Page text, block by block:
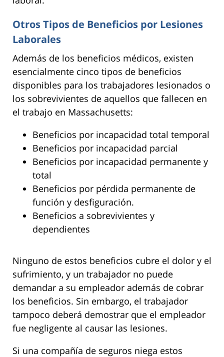
Otros Tipos de Beneficios por Lesiones
Laborales
Además de los beneficios médicos, existen
esencialmente cinco tipos de beneficios
disponibles para los trabajadores lesionados o
los sobrevivientes de aquellos que fallecen en
el trabajo en Massachusetts:
Beneficios por incapacidad total temporal
Beneficios por incapacidad parcial
Beneficios por incapacidad permanente y
total
Beneficios por pérdida permanente de
función y desfiguración.
Beneficios a sobrevivientes y
dependientes
Ninguno de estos beneficios cubre el dolor y el
sufrimiento, y un trabajador no puede
demandar a su empleador además de cobrar
los beneficios. Sin embargo, el trabajador
tampoco deberá demostrar que el empleador
fue negligente al causar las lesiones.
Si una compañía de seguros niega estos